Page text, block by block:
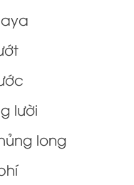
lười
long